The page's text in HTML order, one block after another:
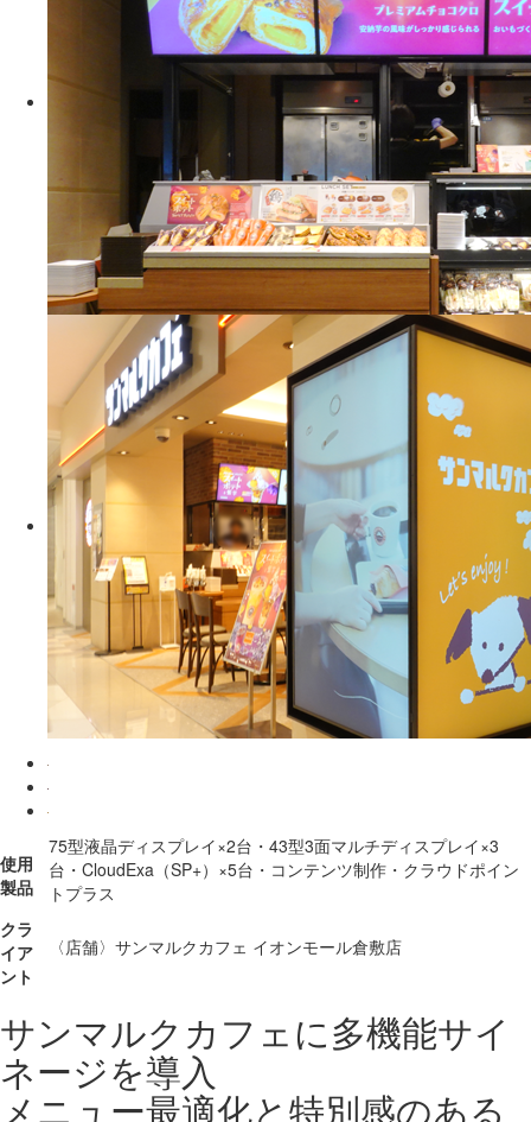
使用
製品
75型液晶ディスプレイ×2台・43型3面マルチディスプレイ×3
台・CloudExa（SP+）×5台・コンテンツ制作・クラウドポイン
トプラス
クラ
イア
ント
〈店舗〉サンマルクカフェ イオンモール倉敷店
サンマルクカフェに多機能サイ
ネージを導入
メニュー最適化と特別感のある